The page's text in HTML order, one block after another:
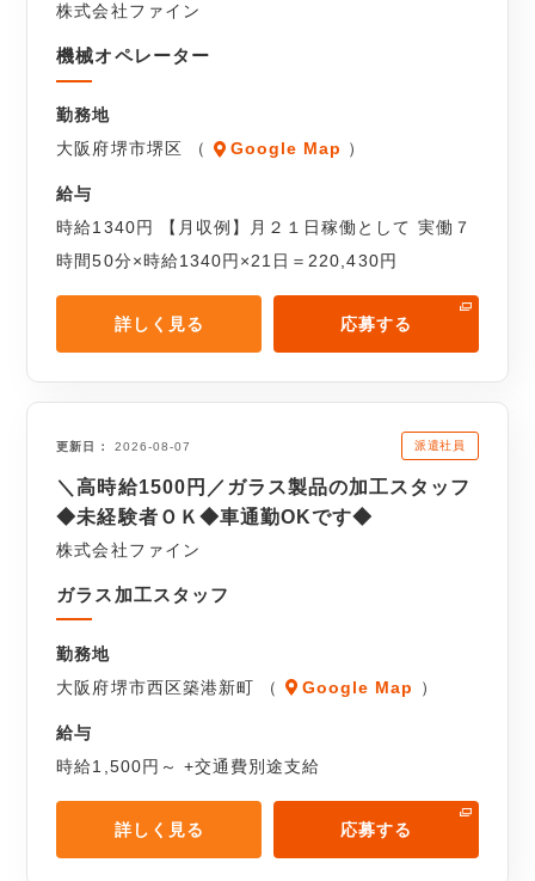
株式会社ファイン
機械オペレーター
勤務地
大阪府堺市堺区 （
Google Map ）
給与
時給1340円 【月収例】月２１日稼働として 実働７
時間50分×時給1340円×21日＝220,430円
詳しく見る 応募する
更新日 2026-08-07 派遣社員
＼高時給1500円／ガラス製品の加工スタッフ
◆未経験者ＯＫ◆車通勤OKです◆
株式会社ファイン
ガラス加工スタッフ
勤務地
大阪府堺市西区築港新町 （
Google Map ）
給与
時給1,500円～ +交通費別途支給
詳しく見る 応募する